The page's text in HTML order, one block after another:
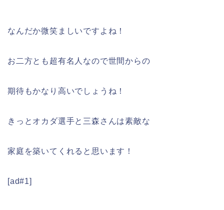
なんだか微笑ましいですよね！
お二方とも超有名人なので世間からの
期待もかなり高いでしょうね！
きっとオカダ選手と三森さんは素敵な
家庭を築いてくれると思います！
[ad#1]